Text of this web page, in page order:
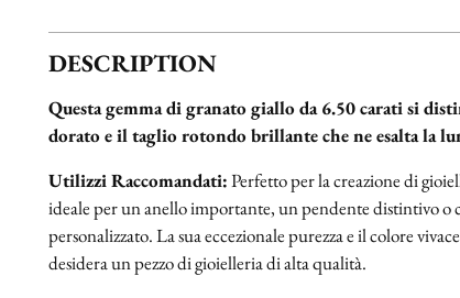
DESCRIPTION
Questa gemma di granato giallo da 6.50 carati si
dorato e il taglio rotondo brillante che ne esalta la
Utilizzi Raccomandati:Perfetto per la creazione di
ideale per un anello importante, un pendente distintivo o
personalizzato. La sua eccezionale purezza e il colore
desidera un pezzo di gioielleria di alta qualità.